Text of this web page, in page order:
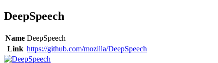
DeepSpeech
Name DeepSpeech
Link https://github.com/mozilla/DeepSpeech